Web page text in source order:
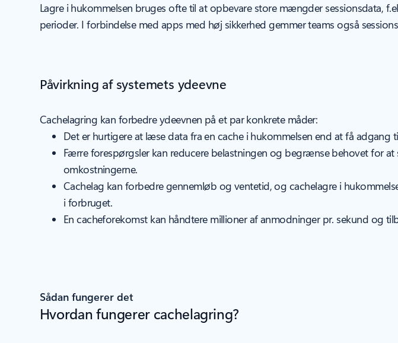
Lagre i hukommelsen bruges ofte til at opbevare store mængder sessionsdata,
perioder. I forbindelse med apps med høj sikkerhed gemmer teams også
Påvirkning af systemets ydeevne
Cachelagring kan forbedre ydeevnen på et par konkrete måder:
Det er hurtigere at læse data fra en cache i hukommelsen end at få adgang
Færre forespørgsler kan reducere belastningen og begrænse behovet for
omkostningerne.
Cachelag kan forbedre gennemløb og ventetid, og cachelagre i
i forbruget.
En cacheforekomst kan håndtere millioner af anmodninger pr. sekund og
Sådan fungerer det
Hvordan fungerer cachelagring?